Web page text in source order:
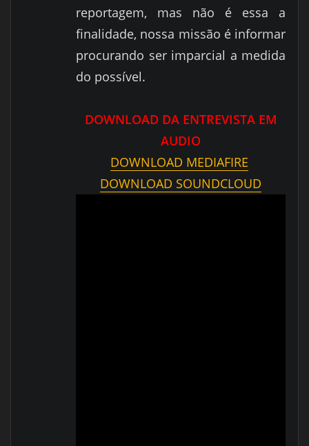
reportagem, mas não é essa a
finalidade, nossa missão é informar
procurando ser imparcial a medida
do possível.
DOWNLOAD DA ENTREVISTA EM
AUDIO
DOWNLOAD MEDIAFIRE
DOWNLOAD SOUNDCLOUD